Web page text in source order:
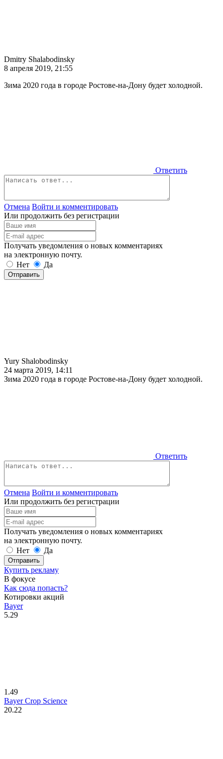
Dmitry Shalabodinsky
8 апреля 2019, 21:55
Зима 2020 года в городе Ростове-на-Дону будет холодной.
Ответить
Отмена Войти и комментировать
Или продолжить без регистрации
Получать уведомления о новых комментариях
на электронную почту.
Нет
Да
Отправить
Yury Shalobodinsky
24 марта 2019, 14:11
Зима 2020 года в городе Ростове-на-Дону будет холодной.
Ответить
Отмена Войти и комментировать
Или продолжить без регистрации
Получать уведомления о новых комментариях
на электронную почту.
Нет
Да
Отправить
Купить рекламу
В фокусе
Как сюда попасть?
Котировки акций
Bayer
5.29
1.49
Bayer Crop Science
20.22